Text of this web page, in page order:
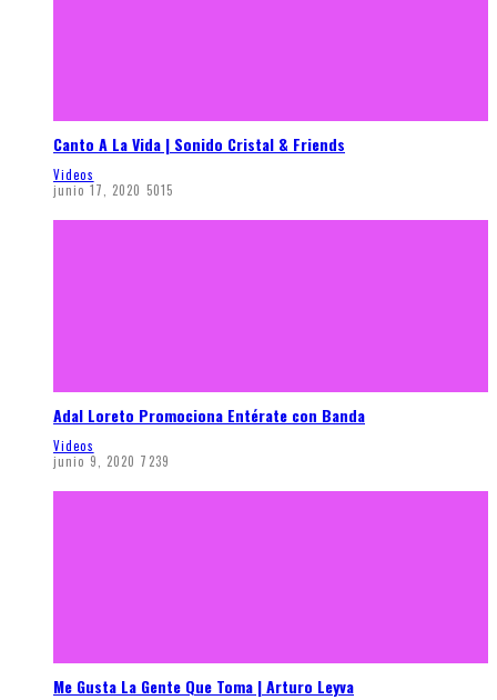
Canto A La Vida | Sonido Cristal & Friends
Videos
junio 17, 2020 5015
Adal Loreto Promociona Entérate con Banda
Videos
junio 9, 2020 7239
Me Gusta La Gente Que Toma | Arturo Leyva